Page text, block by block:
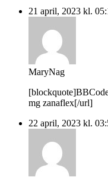
21 april, 2023 kl.
MaryNag
mg zanaflex[/url]
22 april, 2023 kl.